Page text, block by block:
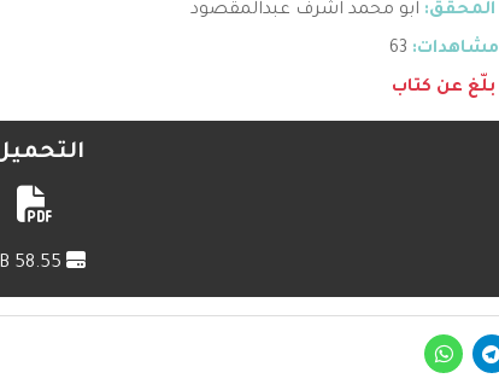
المحقق: ابو محمد اشرف عبدالمقصود
مشاهدات:
بلّغ عن كتاب